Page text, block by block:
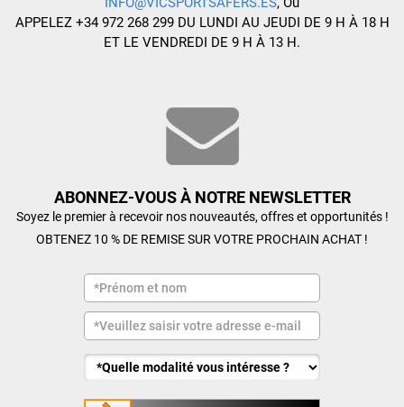
APPELEZ +34 972 268 299 DU LUNDI AU JEUDI DE 9 H À 18 H
ET LE VENDREDI DE 9 H À 13 H.
ABONNEZ-VOUS À NOTRE NEWSLETTER
Soyez le premier à recevoir nos nouveautés, offres et opportunités !
OBTENEZ 10 % DE REMISE SUR VOTRE PROCHAIN ACHAT !